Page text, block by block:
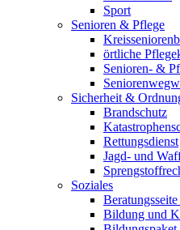
Sport
Senioren & Pflege
örtliche
Senioren- &
Sicherheit &
Brandschutz
Rettungsdienst
Jagd- und
Soziales
Bildung und